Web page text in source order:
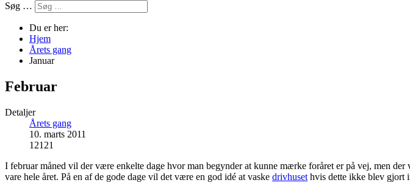
Søg …
Du er her:
Hjem
Årets gang
Januar
Februar
Detaljer
Årets gang
10. marts 2011
12121
I februar måned vil der være enkelte dage hvor man begynder at kunne mærke foråret er på vej, men
vare hele året. På en af de gode dage vil det være en god idé at vaske drivhuset hvis dette ikke blev gjort